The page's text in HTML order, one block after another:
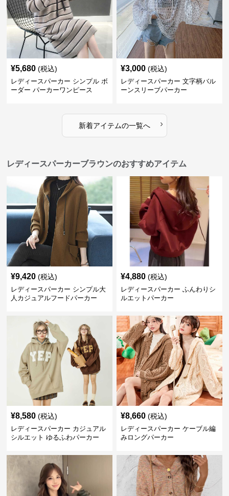
¥5,680 (税込)
レディースパーカー シンプル ボ
ーダー パーカーワンピース
¥3,000 (税込)
レディースパーカー 文字柄バル
ーンスリーブパーカー
新着アイテムの一覧へ ›
レディースパーカーブラウンのおすすめアイテム
¥9,420 (税込)
レディースパーカー シンプル大
人カジュアルフードパーカー
¥4,880 (税込)
レディースパーカー ふんわりシ
ルエットパーカー
¥8,580 (税込)
レディースパーカー カジュアル
シルエット ゆるふわパーカー
¥8,660 (税込)
レディースパーカー ケーブル編
みロングパーカー